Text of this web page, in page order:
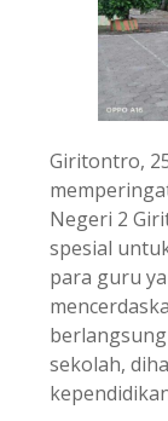
Giritontro,
Negeri 2
spesial
para guru
sekolah,